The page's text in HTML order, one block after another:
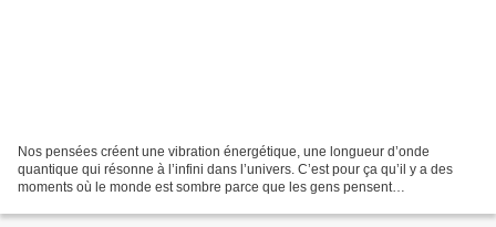
Nos pensées créent une vibration énergétique, une longueur d’onde
quantique qui résonne à l’infini dans l’univers. C’est pour ça qu’il y a des
moments où le monde est sombre parce que les gens pensent